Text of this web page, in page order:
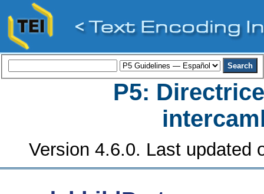
P5:
Version 4.6.0. Last updated